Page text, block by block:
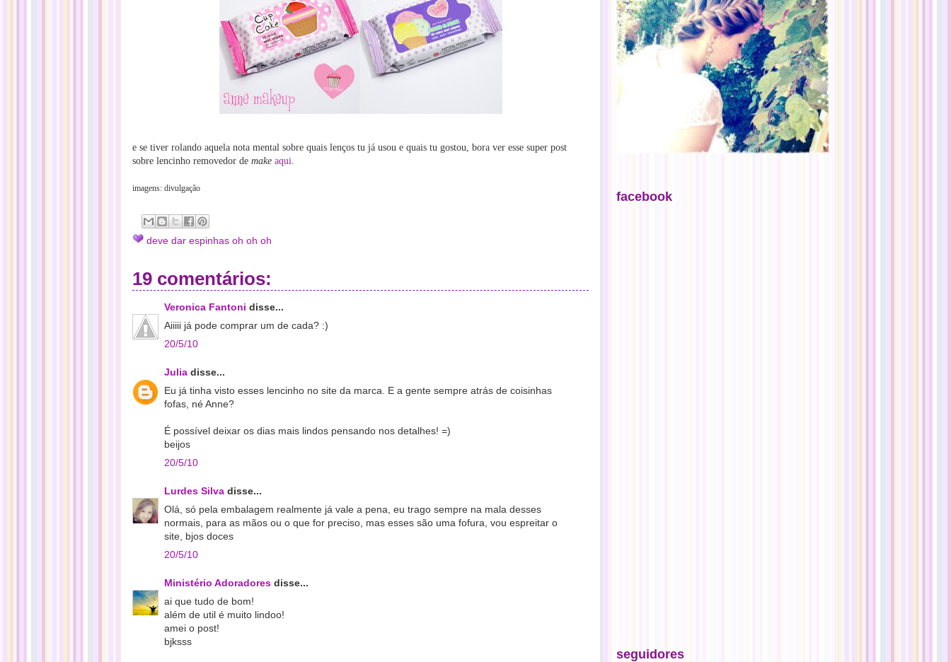
e se tiver rolando aquela nota mental sobre quais lenços tu já usou e quais tu gostou, bora ver esse super post
sobre lencinho removedor de make aqui.
imagens: divulgação
deve dar espinhas oh oh oh
19 comentários:
Veronica Fantoni disse...
Aiiiii já pode comprar um de cada? :)
20/5/10
Julia disse...
Eu já tinha visto esses lencinho no site da marca. E a gente sempre atrás de coisinhas
fofas, né Anne?
É possível deixar os dias mais lindos pensando nos detalhes! =)
beijos
20/5/10
Lurdes Silva disse...
Olá, só pela embalagem realmente já vale a pena, eu trago sempre na mala desses
normais, para as mãos ou o que for preciso, mas esses são uma fofura, vou espreitar o
site, bjos doces
20/5/10
Ministério Adoradores disse...
ai que tudo de bom!
além de util é muito lindoo!
amei o post!
bjksss
facebook
seguidores